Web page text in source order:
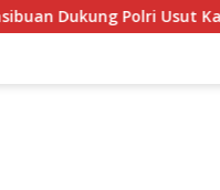
Polri Usut Kasus